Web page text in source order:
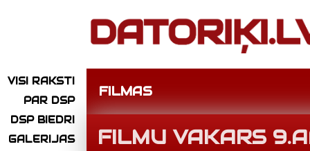
VISI RAKSTI
PAR DSP
DSP BIEDRI
GALERIJAS
FILMAS
FILMU VAKARS